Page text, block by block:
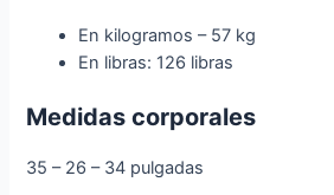
En kilogramos – 57 kg
En libras: 126 libras
Medidas corporales
35 – 26 – 34 pulgadas